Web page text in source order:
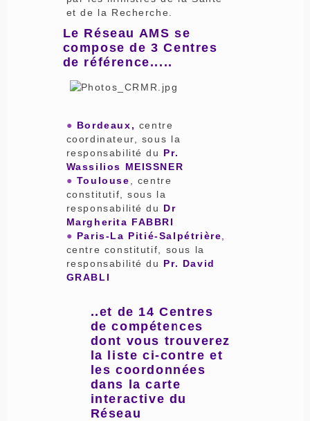
et de la Recherche.
Le Réseau AMS se
compose de 3 Centres
de référence.....
● Bordeaux, centre
coordinateur, sous la
responsabilité du Pr.
Wassilios MEISSNER
● Toulouse , centre
constitutif, sous la
responsabilité du Dr
Margherita FABBRI
● Paris-La Pitié-Salpétrière
centre constitutif, sous la
responsabilité du Pr. David
GRABLI
..et de 14 Centres
de compétences
dont vous trouverez
la liste ci-contre et
les coordonnées
dans la carte
interactive du
Réseau